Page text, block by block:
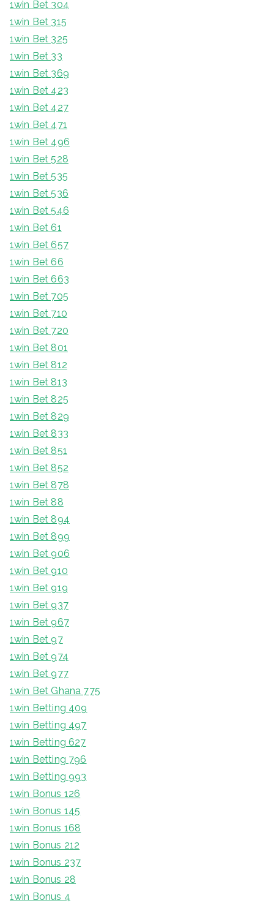
1win Bet 304
1win Bet 315
1win Bet 325
1win Bet 33
1win Bet 369
1win Bet 423
1win Bet 427
1win Bet 471
1win Bet 496
1win Bet 528
1win Bet 535
1win Bet 536
1win Bet 546
1win Bet 61
1win Bet 657
1win Bet 66
1win Bet 663
1win Bet 705
1win Bet 710
1win Bet 720
1win Bet 801
1win Bet 812
1win Bet 813
1win Bet 825
1win Bet 829
1win Bet 833
1win Bet 851
1win Bet 852
1win Bet 878
1win Bet 88
1win Bet 894
1win Bet 899
1win Bet 906
1win Bet 910
1win Bet 919
1win Bet 937
1win Bet 967
1win Bet 97
1win Bet 974
1win Bet 977
1win Bet Ghana 775
1win Betting 409
1win Betting 497
1win Betting 627
1win Betting 796
1win Betting 993
1win Bonus 126
1win Bonus 145
1win Bonus 168
1win Bonus 212
1win Bonus 237
1win Bonus 28
1win Bonus 4